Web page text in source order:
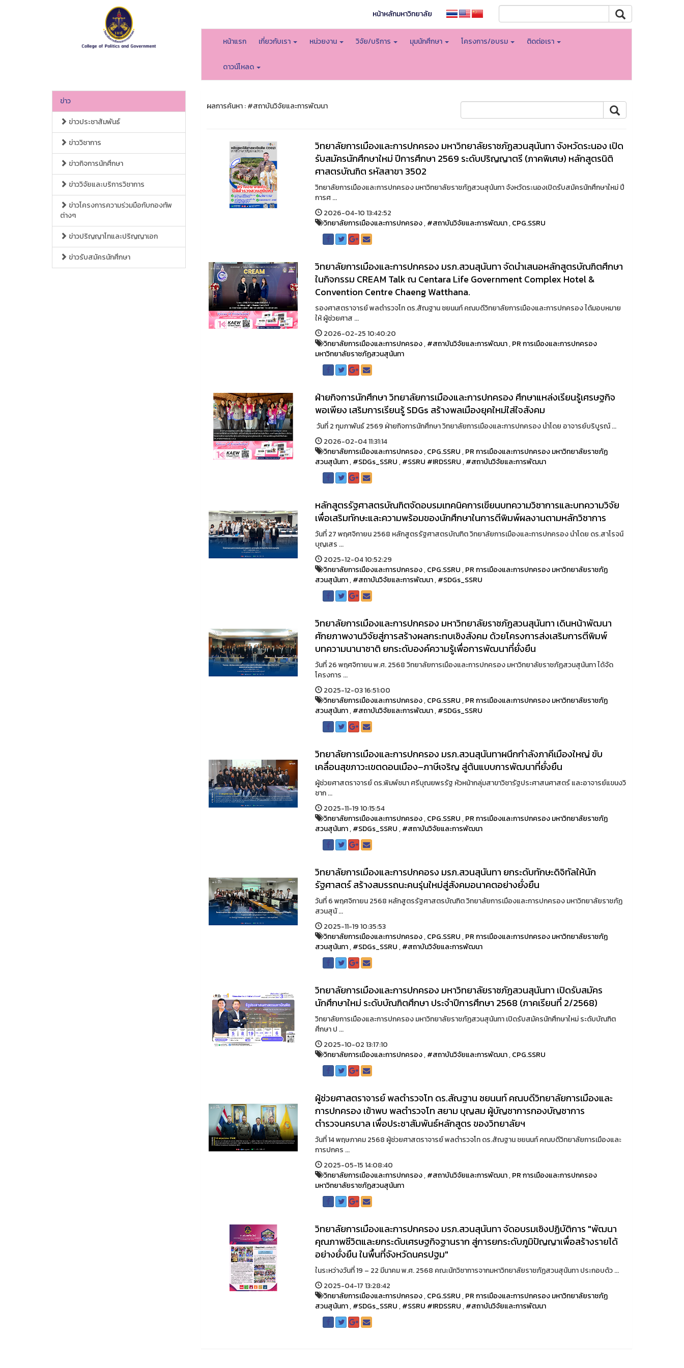
หน้าหลักมหาวิทยาลัย
หน้าแรก เกี่ยวกับเรา หน่วยงาน วิจัย/บริการ มุมนักศึกษา โครงการ/อบรม ติดต่อเรา
ดาวน์โหลด
ข่าว
ข่าวประชาสัมพันธ์
ข่าววิชาการ
ข่าวกิจการนักศึกษา
ข่าววิจัยและบริการวิชาการ
ข่าวโครงการความร่วมมือกับกองทัพ
ต่างๆ
ข่าวปริญญาโทและปริญญาเอก
ข่าวรับสมัครนักศึกษา
ผลการค้นหา : #สถาบันวิจัยและการพัฒนา
วิทยาลัยการเมืองและการปกครอง มหาวิทยาลัยราชภัฏสวนสุนันทา จังหวัดระนอง เปิด
รับสมัครนักศึกษาใหม่ ปีการศึกษา 2569 ระดับปริญญาตรี (ภาคพิเศษ) หลักสูตรนิติ
ศาสตรบัณฑิต รหัสสาขา 3502
วิทยาลัยการเมืองและการปกครอง มหาวิทยาลัยราชภัฏสวนสุนันทา จังหวัดระนองเปิดรับสมัครนักศึกษาใหม่ ปี
การศ ...
2026-04-10 13:42:52
วิทยาลัยการเมืองและการปกครอง,#สถาบันวิจัยและการพัฒนา,CPG.SSRU
วิทยาลัยการเมืองและการปกครอง มรภ.สวนสุนันทา จัดนำเสนอหลักสูตรบัณฑิตศึกษา
ในกิจกรรม CREAM Talk ณ Centara Life Government Complex Hotel &
Convention Centre Chaeng Watthana.
รองศาสตราจารย์ พลตำรวจโท ดร.สัณฐาน ชยนนท์ คณบดีวิทยาลัยการเมืองและการปกครอง ได้มอบหมาย
ให้ ผู้ช่วยศาส ...
2026-02-25 10:40:20
วิทยาลัยการเมืองและการปกครอง,#สถาบันวิจัยและการพัฒนา,PR การเมืองและการปกครอง
มหาวิทยาลัยราชภัฏสวนสุนันทา
ฝ่ายกิจการนักศึกษา วิทยาลัยการเมืองและการปกครอง ศึกษาแหล่งเรียนรู้เศรษฐกิจ
พอเพียง เสริมการเรียนรู้ SDGs สร้างพลเมืองยุคใหม่ใส่ใจสังคม
วันที่ 2 กุมภาพันธ์ 2569 ฝ่ายกิจการนักศึกษา วิทยาลัยการเมืองและการปกครอง นำโดย อาจารย์บริบูรณ์ ...
2026-02-04 11:31:14
วิทยาลัยการเมืองและการปกครอง,CPG.SSRU,PR การเมืองและการปกครอง มหาวิทยาลัยราชภัฏ
สวนสุนันทา,#SDGs_SSRU,#SSRU #IRDSSRU,#สถาบันวิจัยและการพัฒนา
หลักสูตรรัฐศาสตรบัณฑิตจัดอบรมเทคนิคการเขียนบทความวิชาการและบทความวิจัย
เพื่อเสริมทักษะและความพร้อมของนักศึกษาในการตีพิมพ์ผลงานตามหลักวิชาการ
วันที่ 27 พฤศจิกายน 2568 หลักสูตรรัฐศาสตรบัณฑิต วิทยาลัยการเมืองและการปกครอง นำโดย ดร.สาโรจน์
บุญเสร ...
2025-12-04 10:52:29
วิทยาลัยการเมืองและการปกครอง,CPG.SSRU,PR การเมืองและการปกครอง มหาวิทยาลัยราชภัฏ
สวนสุนันทา,#สถาบันวิจัยและการพัฒนา,#SDGs_SSRU
วิทยาลัยการเมืองและการปกครอง มหาวิทยาลัยราชภัฏสวนสุนันทา เดินหน้าพัฒนา
ศักยภาพงานวิจัยสู่การสร้างผลกระทบเชิงสังคม ด้วยโครงการส่งเสริมการตีพิมพ์
บทความนานาชาติ ยกระดับองค์ความรู้เพื่อการพัฒนาที่ยั่งยืน
วันที่ 26 พฤศจิกายน พ.ศ. 2568 วิทยาลัยการเมืองและการปกครอง มหาวิทยาลัยราชภัฏสวนสุนันทา ได้จัด
โครงการ ...
2025-12-03 16:51:00
วิทยาลัยการเมืองและการปกครอง,CPG.SSRU,PR การเมืองและการปกครอง มหาวิทยาลัยราชภัฏ
สวนสุนันทา,#สถาบันวิจัยและการพัฒนา,#SDGs_SSRU
วิทยาลัยการเมืองและการปกครอง มรภ.สวนสุนันทาผนึกกำลังภาคีเมืองใหญ่ ขับ
เคลื่อนสุขภาวะเขตดอนเมือง–ภาษีเจริญ สู่ต้นแบบการพัฒนาที่ยั่งยืน
ผู้ช่วยศาสตราจารย์ ดร.พิมพ์ชนา ศรีบุณยพรรัฐ หัวหน้ากลุ่มสาขาวิชารัฐประศาสนศาสตร์ และอาจารย์แขนงวิ
ชาก ...
2025-11-19 10:15:54
วิทยาลัยการเมืองและการปกครอง,CPG.SSRU,PR การเมืองและการปกครอง มหาวิทยาลัยราชภัฏ
สวนสุนันทา,#SDGs_SSRU,#สถาบันวิจัยและการพัฒนา
วิทยาลัยการเมืองและการปกคอรง มรภ.สวนสุนันทา ยกระดับทักษะดิจิทัลให้นัก
รัฐศาสตร์ สร้างสมรรถนะคนรุ่นใหม่สู่สังคมอนาคตอย่างยั่งยืน
วันที่ 6 พฤศจิกายน 2568 หลักสูตรรัฐศาสตรบัณฑิต วิทยาลัยการเมืองและการปกครอง มหาวิทยาลัยราชภัฏ
สวนสุนั ...
2025-11-19 10:35:53
วิทยาลัยการเมืองและการปกครอง,CPG.SSRU,PR การเมืองและการปกครอง มหาวิทยาลัยราชภัฏ
สวนสุนันทา,#SDGs_SSRU,#สถาบันวิจัยและการพัฒนา
วิทยาลัยการเมืองและการปกครอง มหาวิทยาลัยราชภัฏสวนสุนันทา เปิดรับสมัคร
นักศึกษาใหม่ ระดับบัณฑิตศึกษา ประจำปีการศึกษา 2568 (ภาคเรียนที่ 2/2568)
วิทยาลัยการเมืองและการปกครอง มหาวิทยาลัยราชภัฏสวนสุนันทา เปิดรับสมัครนักศึกษาใหม่ ระดับบัณฑิต
ศึกษา ป ...
2025-10-02 13:17:10
วิทยาลัยการเมืองและการปกครอง,#สถาบันวิจัยและการพัฒนา,CPG.SSRU
ผู้ช่วยศาสตราจารย์ พลตำรวจโท ดร.สัณฐาน ชยนนท์ คณบดีวิทยาลัยการเมืองและ
การปกครอง เข้าพบ พลตำรวจโท สยาม บุญสม ผู้บัญชาการกองบัญชาการ
ตำรวจนครบาล เพื่อประชาสัมพันธ์หลักสูตร ของวิทยาลัยฯ
วันที่ 14 พฤษภาคม 2568 ผู้ช่วยศาสตราจารย์ พลตำรวจโท ดร.สัณฐาน ชยนนท์ คณบดีวิทยาลัยการเมืองและ
การปกคร ...
2025-05-15 14:08:40
วิทยาลัยการเมืองและการปกครอง,#สถาบันวิจัยและการพัฒนา,PR การเมืองและการปกครอง
มหาวิทยาลัยราชภัฏสวนสุนันทา
วิทยาลัยการเมืองและการปกครอง มรภ.สวนสุนันทา จัดอบรมเชิงปฏิบัติการ "พัฒนา
คุณภาพชีวิตและยกระดับเศรษฐกิจฐานราก สู่การยกระดับภูมิปัญญาเพื่อสร้างรายได้
อย่างยั่งยืน ในพื้นที่จังหวัดนครปฐม"
ในระหว่างวันที่ 19 – 22 มีนาคม พ.ศ. 2568 คณะนักวิชาการจากมหาวิทยาลัยราชภัฏสวนสุนันทา ประกอบด้ว ...
2025-04-17 13:28:42
วิทยาลัยการเมืองและการปกครอง,CPG.SSRU,PR การเมืองและการปกครอง มหาวิทยาลัยราชภัฏ
สวนสุนันทา,#SDGs_SSRU,#SSRU #IRDSSRU,#สถาบันวิจัยและการพัฒนา